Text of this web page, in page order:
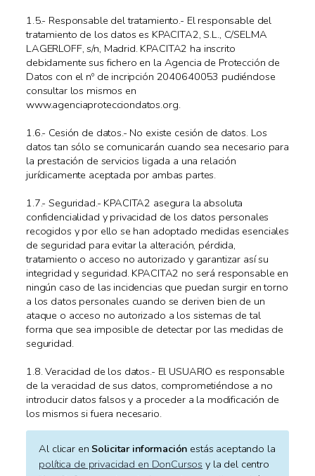
1.5.- Responsable del tratamiento.- El responsable del
tratamiento de los datos es KPACITA2, S.L., C/SELMA
LAGERLOFF, s/n, Madrid. KPACITA2 ha inscrito
debidamente sus fichero en la Agencia de Protección de
Datos con el nº de incripción 2040640053 pudiéndose
consultar los mismos en
www.agenciaprotecciondatos.org.
1.6.- Cesión de datos.- No existe cesión de datos. Los
datos tan sólo se comunicarán cuando sea necesario para
la prestación de servicios ligada a una relación
jurídicamente aceptada por ambas partes.
1.7.- Seguridad.- KPACITA2 asegura la absoluta
confidencialidad y privacidad de los datos personales
recogidos y por ello se han adoptado medidas esenciales
de seguridad para evitar la alteración, pérdida,
tratamiento o acceso no autorizado y garantizar así su
integridad y seguridad. KPACITA2 no será responsable en
ningún caso de las incidencias que puedan surgir en torno
a los datos personales cuando se deriven bien de un
ataque o acceso no autorizado a los sistemas de tal
forma que sea imposible de detectar por las medidas de
seguridad.
1.8. Veracidad de los datos.- El USUARIO es responsable
de la veracidad de sus datos, comprometiéndose a no
introducir datos falsos y a proceder a la modificación de
los mismos si fuera necesario.
Al clicar enSolicitar información estás aceptando la
política de privacidad en DonCursos y la del centro